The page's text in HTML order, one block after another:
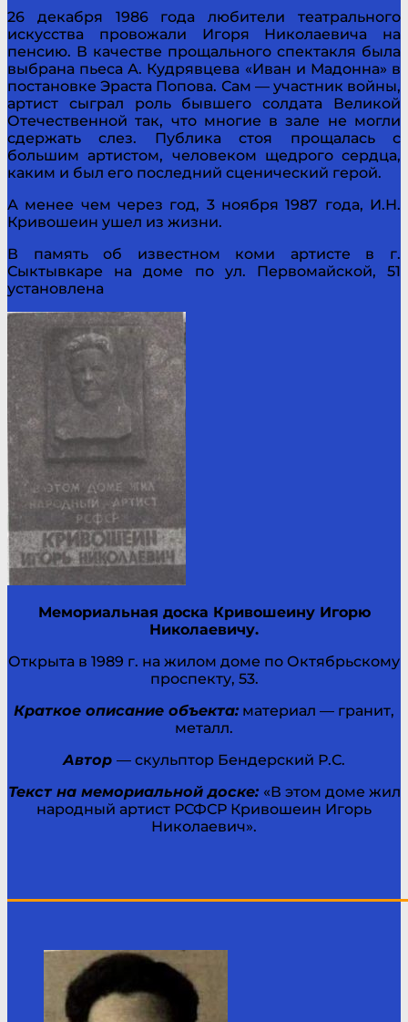
26 декабря 1986 года любители театрального
искусства провожали Игоря Николаевича на
пенсию. В качестве прощального спектакля была
выбрана пьеса А. Кудрявцева «Иван и Мадонна» в
постановке Эраста Попова. Сам — участник войны,
артист сыграл роль бывшего солдата Великой
Отечественной так, что многие в зале не могли
сдержать слез. Публика стоя прощалась с
большим артистом, человеком щедрого сердца,
каким и был его последний сценический герой.
А менее чем через год, 3 ноября 1987 года, И.Н.
Кривошеин ушел из жизни.
В память об известном коми артисте в г.
Сыктывкаре на доме по ул. Первомайской, 51
установлена
Мемориальная доска Кривошеину Игорю
Николаевичу.
Открыта в 1989 г. на жилом доме по Октябрьскому
проспекту, 53.
Краткое описание объекта:материал — гранит,
металл.
Автор — скульптор Бендерский Р.С.
Текст на мемориальной доске: «В этом доме жил
народный артист РСФСР Кривошеин Игорь
Николаевич».